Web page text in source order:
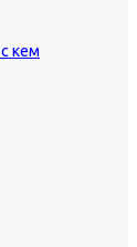
кем